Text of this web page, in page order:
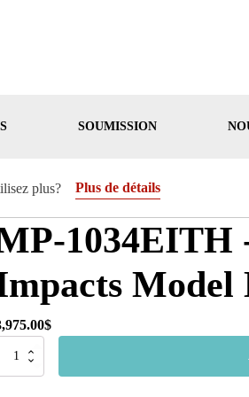
SOUMISSION
plus? Plus de détails
1034EITH
$
quantité